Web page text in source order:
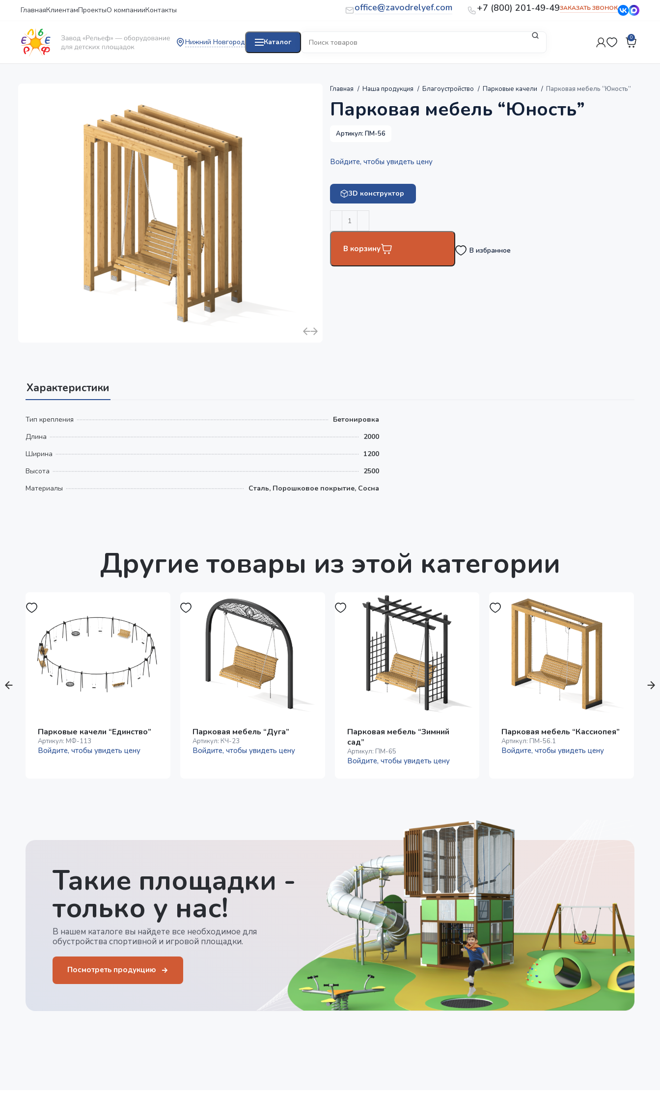
ГлавнаяКлиентамПроектыО компанииКонтакты office@zavodrelyef.com +7 (800) 201-49-49ЗАКАЗАТЬ ЗВОНОК
Нижний Новгород Каталог 0
Главная Наша продукция Благоустройство Парковые качели Парковая мебель “Юность”
Парковая мебель “Юность”
Артикул: ПМ-56
Войдите, чтобы увидеть цену
3D конструктор
В корзину В избранное
Характеристики
Тип крепления
Бетонировка
Длина
2000
Ширина
1200
Высота
2500
Материалы
Сталь, Порошковое покрытие, Сосна
Другие товары из этой категории
Парковые качели “Единство”
Артикул: МФ-113
Войдите, чтобы увидеть цену
Парковая мебель “Дуга”
Артикул: КЧ-23
Войдите, чтобы увидеть цену
Парковая мебель “Зимний
сад”
Артикул: ПМ-65
Войдите, чтобы увидеть цену
Парковая мебель “Кассиопея”
Артикул: ПМ-56.1
Войдите, чтобы увидеть цену
Такие площадки -
только у нас!
В нашем каталоге вы найдете все необходимое для
обустройства спортивной и игровой площадки.
Посмотреть продукцию